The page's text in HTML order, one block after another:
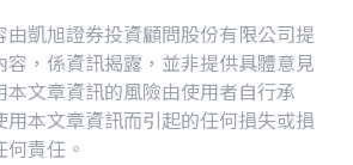
凱旭證券投資顧問股份有限公司提
，係資訊揭露，並非提供具體意見
文章資訊的風險由使用者自行承
本文章資訊而引起的任何損失或損
責任。